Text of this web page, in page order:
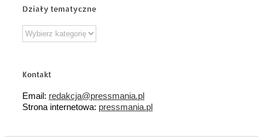
Działy tematyczne
Działy
tematyczne
Kontakt
Email: redakcja@pressmania.pl
Strona internetowa: pressmania.pl